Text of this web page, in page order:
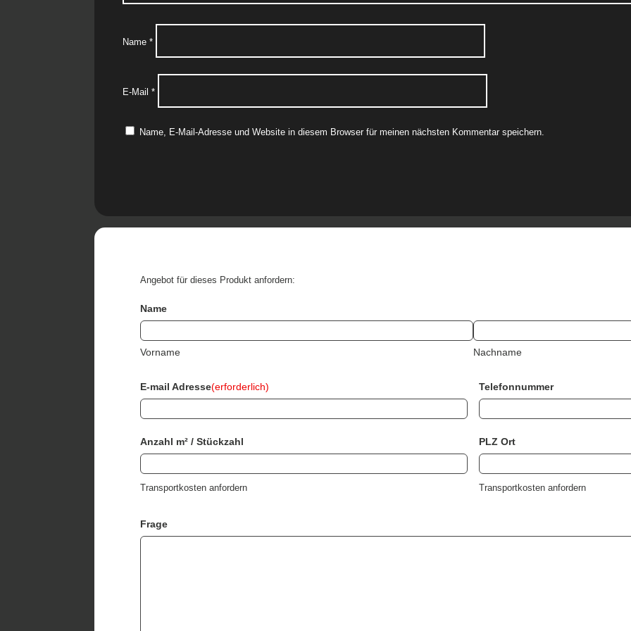
Name*
E-Mail*
Name, E-Mail-Adresse und Website in diesem Browser für meinen nächsten Kommentar speichern.
Angebot für dieses Produkt anfordern:
Name
Vorname Nachname
E-mail Adresse(erforderlich) Telefonnummer
Anzahl m² / Stückzahl
Transportkosten anfordern
PLZ Ort
Transportkosten anfordern
Frage